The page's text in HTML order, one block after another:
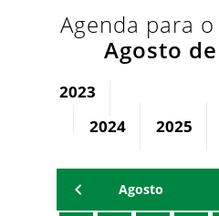
Agenda para o
Agosto
2023
2024
2025
Agosto